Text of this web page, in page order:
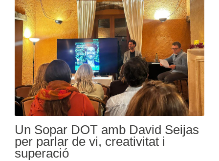
Un Sopar DOT amb David Seijas
per parlar de vi, creativitat i
superació